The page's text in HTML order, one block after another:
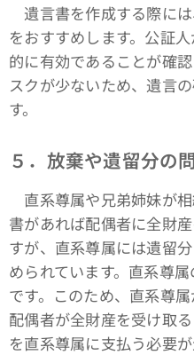
遺言書を作成する際に
をおすすめします。公証
的に有効であることが確
スクが少ないため、遺言
す。
５．放棄や遺留分の
直系尊属や兄弟姉妹が
書があれば配偶者に全財
すが、直系尊属には遺留
められています。直系尊
です。このため、直系尊
配偶者が全財産を受け取
を直系尊属に支払う必要が